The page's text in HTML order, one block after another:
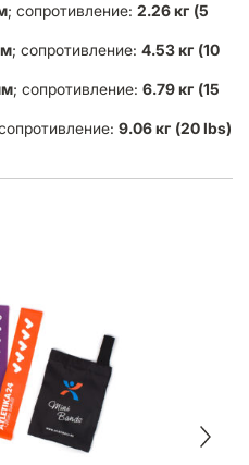
; сопротивление: 2.26 кг (5
; сопротивление: 4.53 кг (10
; сопротивление: 6.79 кг (15
9.06 кг (20 lbs)